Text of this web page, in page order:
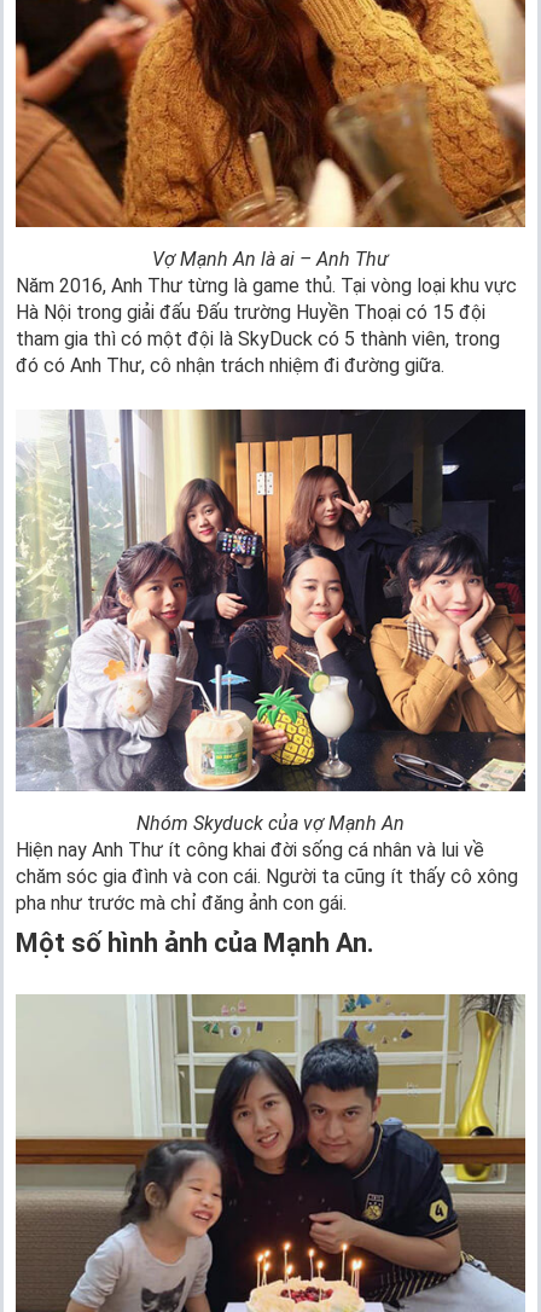
Vợ Mạnh An là ai – Anh Thư
Năm 2016, Anh Thư từng là game thủ. Tại vòng loại khu vực
Hà Nội trong giải đấu Đấu trường Huyền Thoại có 15 đội
tham gia thì có một đội là SkyDuck có 5 thành viên, trong
đó có Anh Thư, cô nhận trách nhiệm đi đường giữa.
Nhóm Skyduck của vợ Mạnh An
Hiện nay Anh Thư ít công khai đời sống cá nhân và lui về
chăm sóc gia đình và con cái. Người ta cũng ít thấy cô xông
pha như trước mà chỉ đăng ảnh con gái.
Một số hình ảnh của Mạnh An.